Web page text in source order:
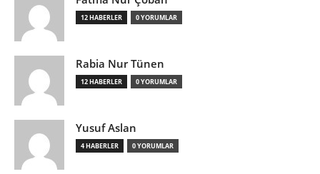
12 HABERLER 0 YORUMLAR
Rabia Nur Tünen
12 HABERLER 0 YORUMLAR
Yusuf Aslan
4 HABERLER 0 YORUMLAR